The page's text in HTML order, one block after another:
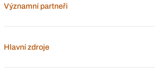
Významní partneři
Hlavní zdroje